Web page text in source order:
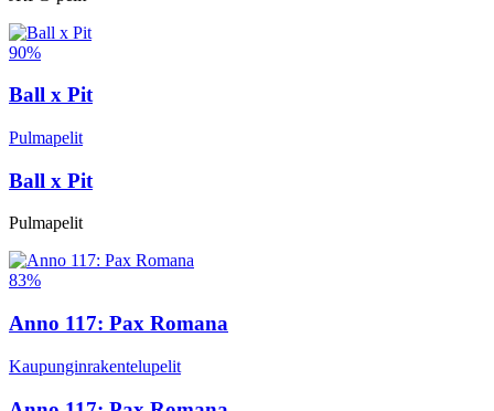
90%
Ball x Pit
Pulmapelit
Ball x Pit
Pulmapelit
83%
Anno 117: Pax Romana
Kaupunginrakentelupelit